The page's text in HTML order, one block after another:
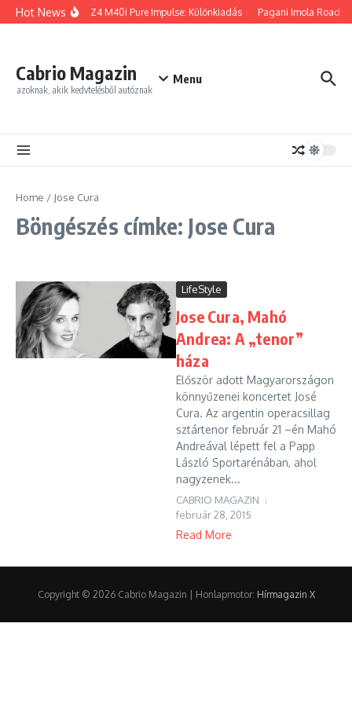
Ugrás a tartalomhoz
Hot NewsBMW Z4 M40i Pure Impulse: Különkiadás Pagani Imola
Cabrio Magazin
azoknak, akik kedvtelésből autóznak
Menu
Home / Jose Cura
Böngészés címke: Jose Cura
LifeStyle
Jose Cura, Mahó
Andrea: A „tenor”
háza
Először adott Magyarországon
könnyűzenei koncertet José
Cura. Az argentin operacsillag
sztártenor február 21 –én Mahó
Andreával lépett fel a Papp
László Sportarénában, ahol
nagyzenek...
CABRIO MAGAZIN
február 28, 2015
Read More
Copyright © 2026 Cabrio Magazin | Honlapmotor: Hírmagazin X